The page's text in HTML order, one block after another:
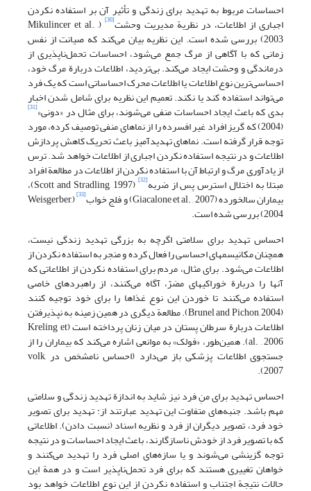
احساسات مربوط به تهدید برای زندگی و تأثیر آن بر استفاده نکردن
اجباری از اطلاعات، در نظریة مدیریت وحشت[30]
(Mikulincer et al. ,
2003) بررسی شده است. این نظریه بیان می‌کند که صیانت از نفس
زمانی که با آگاهی از مرگ جمع می‌شود، احساسات تحمل‌ناپذیری از
درماندگی و وحشت ایجاد می‌کند. بی‌تردید، اطلاعات دربارة مرگ خود،
احساسی‌ترین نوع اطلاعات یا اطلاعات محرک احساساتی است که یک فرد
می‌تواند استفاده کند یا نکند. تعمیم این نظریه برای شامل شدن اخبار
بدی که باعث ایجاد احساسات منفی می‌شوند، برای مثال در «دونی»[31]
(2004) که گریز افراد غیر افسرده را از نماهای منفی توصیف کرده، مورد
توجه قرار گرفته است. نماهای تهدیدآمیز باعث تحریک کاهش پردازش
اطلاعات و در نتیجه استفاده نکردن اجباری از اطلاعات خواهد شد. ترس
از یادآوری مرگ و ارتباط آن با استفاده نکردن از اطلاعات در مطالعة افراد
مبتلا به اختلال استرس پس از ضربه[32] (Scott and Stradling, 1997)،
بیماران سالخورده (Giacalone et al. , 2007) و فلج خواب [33]
(Weisgerber,
2004) بررسی شده است.
احساس تهدید برای سلامتی اگرچه به بزرگی تهدید زندگی نیست،
همچنان مکانیسمهای احساسی را فعال کرده و منجر به استفاده نکردن از
اطلاعات می‌شود. برای مثال، مردم برای استفاده نکردن از اطلاعاتی که
آنها را دربارة خوراکیهای مضرّ، آگاه می‌کنند، از راهبردهای خاصی
استفاده می‌کنند تا خوردن این نوع غذاها را برای خود توجیه کنند
(Brunel and Pichon, 2004). مطالعة دیگری در همین زمینه به نپذیرفتن
اطلاعات دربارة سرطان پستان در میان زنان پرداخته است (Kreling et
al. , 2006). همین‌طور، «فولک» به موانعی اشاره می‌کند که بیماران را از
جستجوی اطلاعات پزشکی باز می‌دارد (احساس نامشخص در volk,
2007).
احساس تهدید برای منِ فرد نیز شاید به اندازة تهدید زندگی و سلامتی
مهم باشد. جنبه‌های متفاوت این تهدید عبارتند از: تهدید برای تصویر
خود فرد، تصویر دیگران از فرد و نظریه اسناد (نسبت دادن). اطلاعاتی
که با تصویر فرد از خودش ناسازگارند، باعث ایجاد احساسات و در نتیجه
توجه گزینشی می‌شوند و یا سازه‌های اصلی فرد را تهدید می‌کنند و
خواهان تغییری هستند که برای فرد تحمل‌ناپذیر است و در همة این
حالات نتیجة اجتناب و استفاده نکردن از این نوع اطلاعات خواهد بود